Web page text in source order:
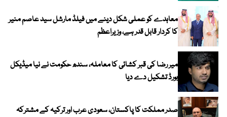
معاہدے کو عملی شکل دینے میں فیلڈ مارشل سید عاصم منیر
کا کردار قابل قدر ہے، وزیراعظم
میر رضا کی قبر کشائی کا معاملہ، سندھ حکومت نے نیا میڈیکل
بورڈ تشکیل دے دیا
صدر مملکت کا پاکستان، سعودی عرب اور ترکیہ کے مشترکہ